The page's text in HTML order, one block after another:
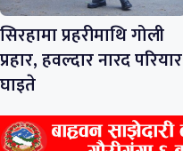
सिरहामा प्रहरीमाथि गोली
प्रहार, हवल्दार नारद परियार
घाइते